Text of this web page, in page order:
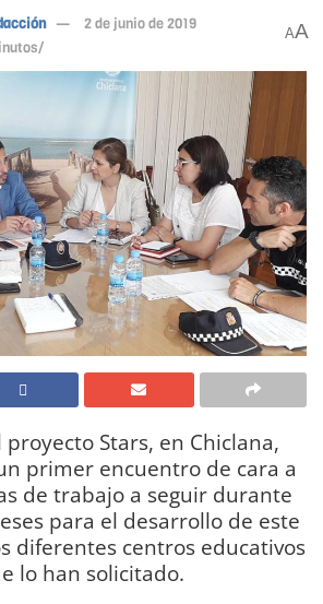
2 de junio de 2019
AA
Stars, en Chiclana,
primer encuentro de cara a
de trabajo a seguir durante
para el desarrollo de este
diferentes centros educativos
lo han solicitado.